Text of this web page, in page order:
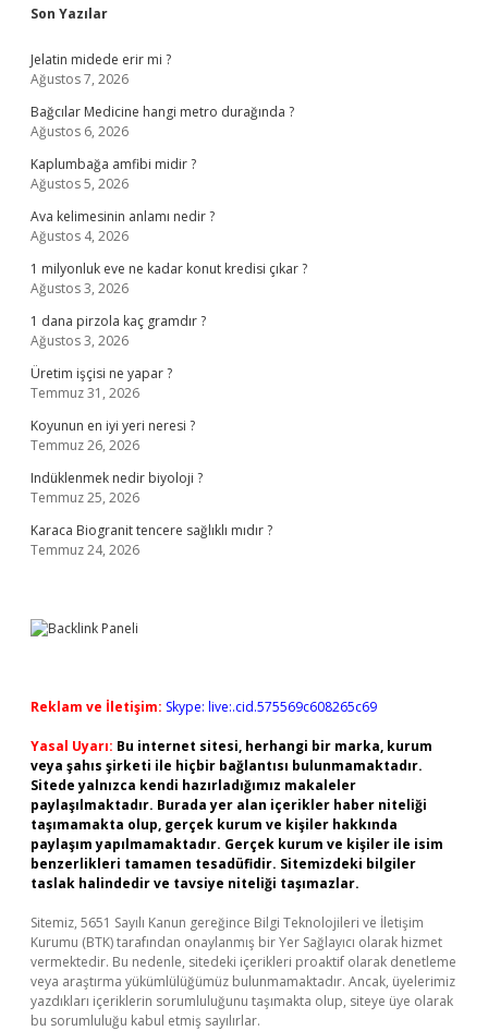
Sidebar
Son Yazılar
Jelatin midede erir mi ?
Ağustos 7, 2026
Bağcılar Medicine hangi metro durağında ?
Ağustos 6, 2026
Kaplumbağa amfibi midir ?
Ağustos 5, 2026
Ava kelimesinin anlamı nedir ?
Ağustos 4, 2026
1 milyonluk eve ne kadar konut kredisi çıkar ?
Ağustos 3, 2026
1 dana pirzola kaç gramdır ?
Ağustos 3, 2026
Üretim işçisi ne yapar ?
Temmuz 31, 2026
Koyunun en iyi yeri neresi ?
Temmuz 26, 2026
Indüklenmek nedir biyoloji ?
Temmuz 25, 2026
Karaca Biogranit tencere sağlıklı mıdır ?
Temmuz 24, 2026
Reklam ve İletişim: Skype: live:.cid.575569c608265c69
Yasal Uyarı: Bu internet sitesi, herhangi bir marka, kurum
veya şahıs şirketi ile hiçbir bağlantısı bulunmamaktadır.
Sitede yalnızca kendi hazırladığımız makaleler
paylaşılmaktadır. Burada yer alan içerikler haber niteliği
taşımamakta olup, gerçek kurum ve kişiler hakkında
paylaşım yapılmamaktadır. Gerçek kurum ve kişiler ile isim
benzerlikleri tamamen tesadüfidir. Sitemizdeki bilgiler
taslak halindedir ve tavsiye niteliği taşımazlar.
Sitemiz, 5651 Sayılı Kanun gereğince Bilgi Teknolojileri ve İletişim
Kurumu (BTK) tarafından onaylanmış bir Yer Sağlayıcı olarak hizmet
vermektedir. Bu nedenle, sitedeki içerikleri proaktif olarak denetleme
veya araştırma yükümlülüğümüz bulunmamaktadır. Ancak, üyelerimiz
yazdıkları içeriklerin sorumluluğunu taşımakta olup, siteye üye olarak
bu sorumluluğu kabul etmiş sayılırlar.